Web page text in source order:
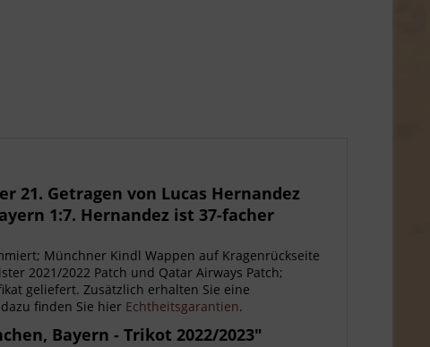
21. Getragen von Lucas Hernandez
1:7. Hernandez ist 37-facher
Münchner Kindl Wappen auf Kragenrückseite
2021/2022 Patch und Qatar Airways Patch;
geliefert. Zusätzlich erhalten Sie eine
finden Sie hier Echtheitsgarantien.
Bayern - Trikot 2022/2023"